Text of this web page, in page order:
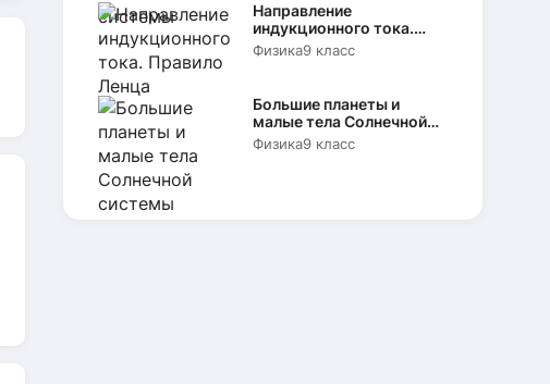
Направление
индукционного тока.
Правило Ленца
Физика9 класс
Большие планеты и
малые тела Солнечной
системы
Физика9 класс